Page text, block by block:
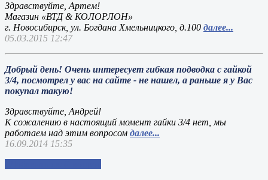
Здравствуйте, Артем!
Магазин «ВТД & КОЛОРЛОН»
г. Новосибирск, ул. Богдана Хмельницкого, д.100 далее...
05.03.2015 12:47
Добрый день! Очень интересует гибкая подводка с гайкой
3/4, посмотрел у вас на сайте - не нашел, а раньше я у Вас
покупал такую!
Здравствуйте, Андрей!
К сожалению в настоящий момент гайки 3/4 нет, мы
работаем над этим вопросом далее...
16.09.2014 15:35